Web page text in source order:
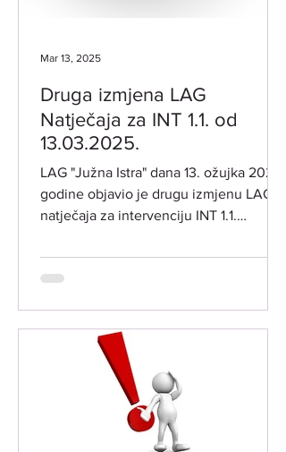
Druga izmjena LAG
Natječaja za INT 1.1. od
13.03.2025.
LAG "Južna Istra" dana 13. ožujka 2025.
godine objavio je drugu izmjenu LAG
natječaja za intervenciju INT 1.1.
Mar 13, 2025